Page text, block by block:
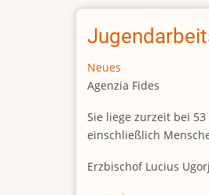
Größe
Neues
Agenzia Fides
Sie liege zurzeit bei
einschließlich
Erzbischof Lucius